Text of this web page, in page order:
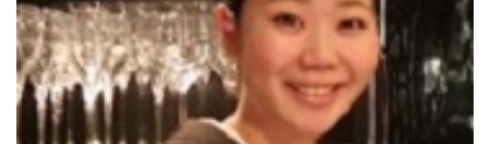
に2015年のような熟度のぶどうが収穫できたが、まさに選果のヴ
ィンテージ。 また雹害にあった区画は例年よりマセラシオン期間
を短くしている。 また熟度が高くアルコール感とのバランスを取
る為、ガスを残したまま瓶詰めしている。 ボジョレー・ヴィラー
ジュはグァバのような果実味と酸。グイグイ行ける。 サンタムー
ルはパッションフルーツのような心地よい酸がありエレガント。